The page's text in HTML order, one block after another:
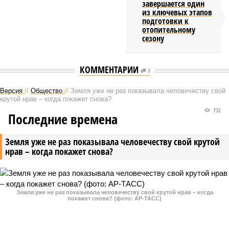
завершается один
из ключевых этапов
подготовки к
отопительному
сезону
КОММЕНТАРИИ 0
Версия // Общество // Земля уже не раз показывала человечеству свой
крутой нрав – когда покажет снова?
Земля уже не раз показывала человечеству свой крутой
нрав – когда покажет снова?
732
Последние времена
Земля уже не раз показывала человечеству свой крутой нрав – когда
покажет снова? (фото: АР-ТАСС)